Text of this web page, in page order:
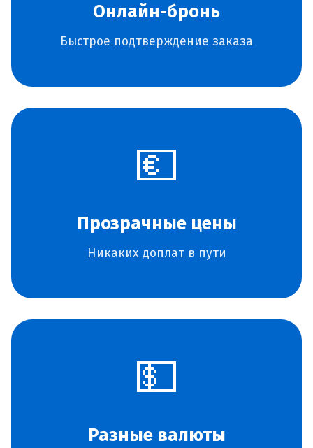
Онлайн-бронь
Быстрое подтверждение заказа
💶
Прозрачные цены
Никаких доплат в пути
💵
Разные валюты